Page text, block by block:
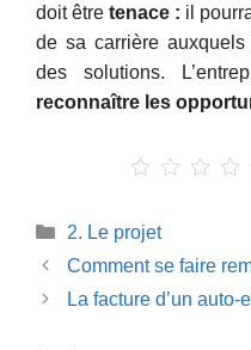
doit êtretenace : il
de sa carrière
des solutions.
reconnaître les
Catégories
2. Le projet
Comment se faire
La facture d’un auto-